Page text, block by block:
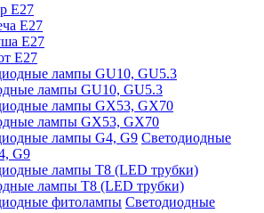
Е27
Е27
Е27
Е27
лампы GU10, GU5.3
лампы GX53, GX70
Светодиодные
G9
лампы Т8 (LED трубки)
Светодиодные